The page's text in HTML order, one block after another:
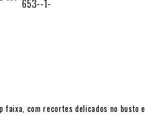
faixa, com recortes delicados no busto e